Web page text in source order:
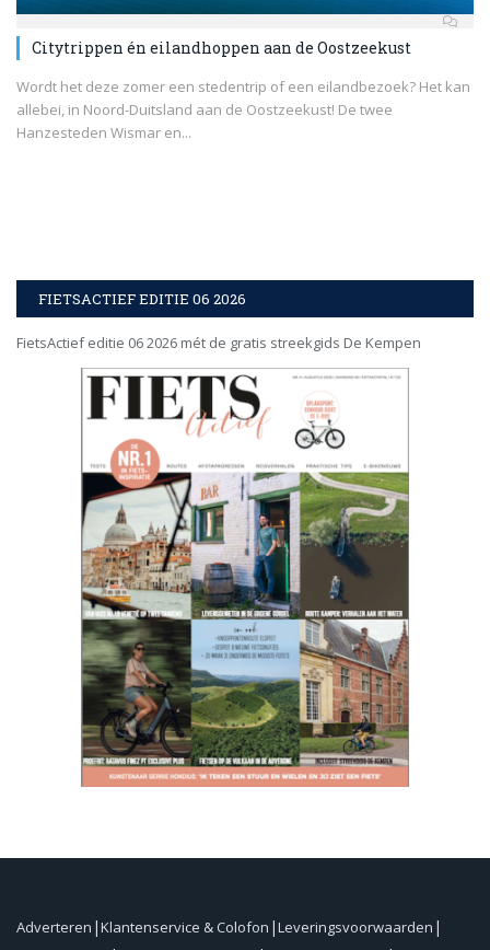
Citytrippen én eilandhoppen aan de Oostzeekust
Wordt het deze zomer een stedentrip of een eilandbezoek? Het kan
allebei, in Noord-Duitsland aan de Oostzeekust! De twee
Hanzesteden Wismar en...
FIETSACTIEF EDITIE 06 2026
FietsActief editie 06 2026 mét de gratis streekgids De Kempen
Adverteren Klantenservice & Colofon Leveringsvoorwaarden